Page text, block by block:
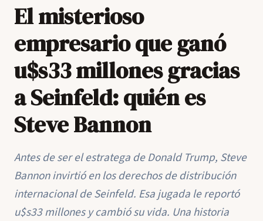
El misterioso
empresario que ganó
u$s33 millones gracias
a Seinfeld: quién es
Steve Bannon
Antes de ser el estratega de Donald Trump, Steve
Bannon invirtió en los derechos de distribución
internacional de Seinfeld. Esa jugada le reportó
u$s33 millones y cambió su vida. Una historia